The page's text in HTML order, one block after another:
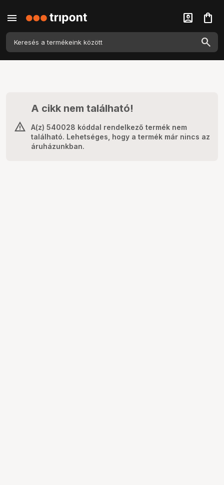
menu account_box shopping_bag
A cikk nem található!
A(z) 540028 kóddal rendelkező termék nem
található. Lehetséges, hogy a termék már nincs az
áruházunkban.